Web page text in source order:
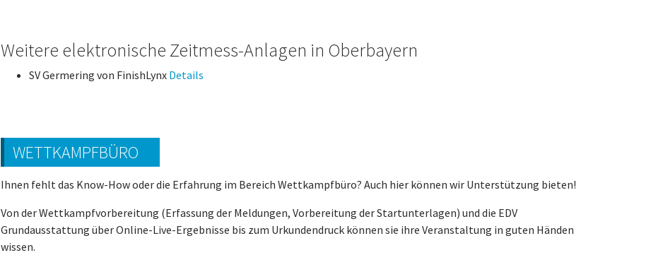
Weitere elektronische Zeitmess-Anlagen in Oberbayern
SV Germering von FinishLynx Details
WETTKAMPFBÜRO
Ihnen fehlt das Know-How oder die Erfahrung im Bereich Wettkampfbüro? Auch hier können wir Unterstützung bieten!
Von der Wettkampfvorbereitung (Erfassung der Meldungen, Vorbereitung der Startunterlagen) und die EDV
Grundausstattung über Online-Live-Ergebnisse bis zum Urkundendruck können sie ihre Veranstaltung in guten Händen
wissen.